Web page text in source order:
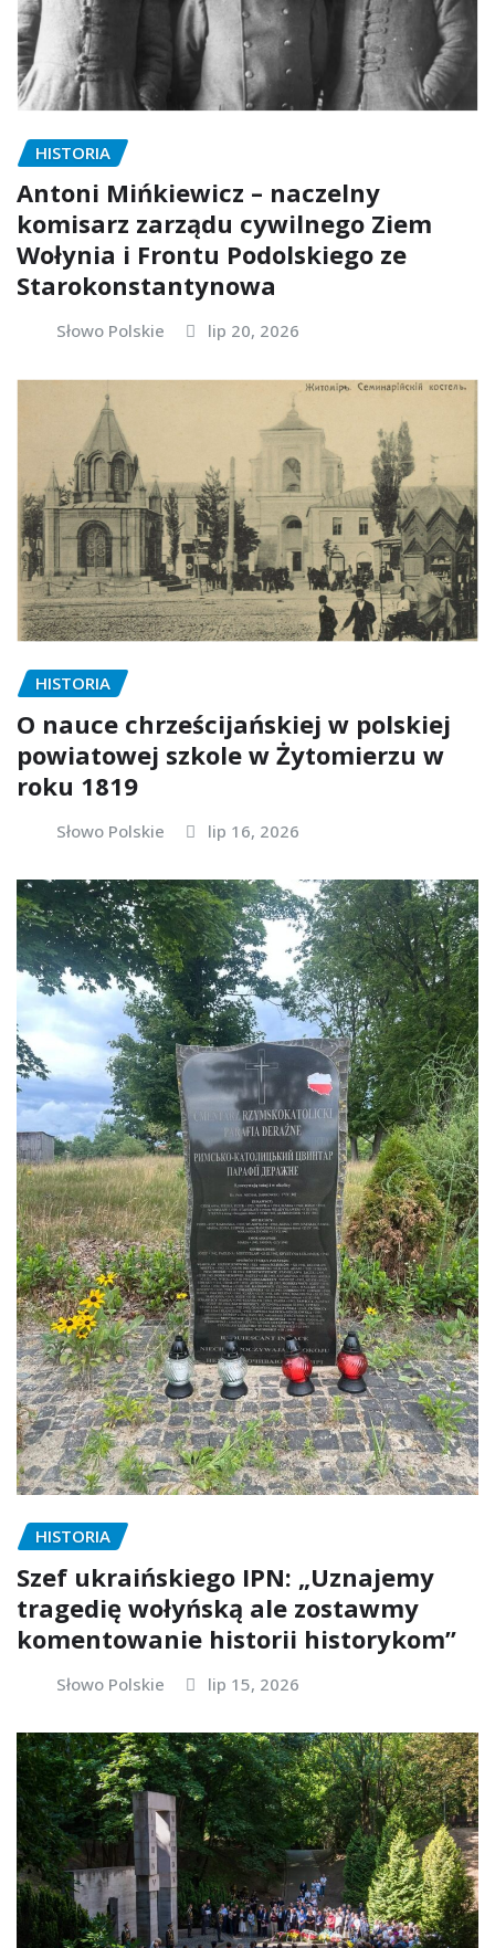
HISTORIA
Antoni Mińkiewicz – naczelny
komisarz zarządu cywilnego Ziem
Wołynia i Frontu Podolskiego ze
Starokonstantynowa
Słowo Polskie lip 20, 2026
HISTORIA
O nauce chrześcijańskiej w polskiej
powiatowej szkole w Żytomierzu w
roku 1819
Słowo Polskie lip 16, 2026
HISTORIA
Szef ukraińskiego IPN: „Uznajemy
tragedię wołyńską ale zostawmy
komentowanie historii historykom”
Słowo Polskie lip 15, 2026